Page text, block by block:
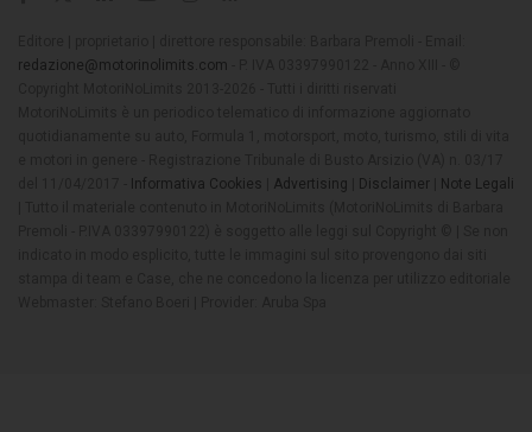
redazione@motorinolimits.com
Informativa Cookies Advertising Disclaimer
Note Legali